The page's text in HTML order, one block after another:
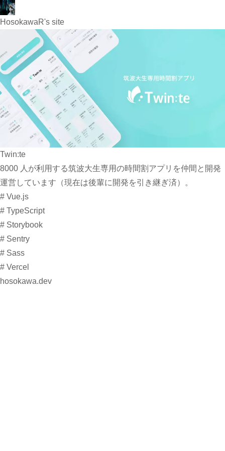
HosokawaR's site
Twin:te
8000 人が利用する筑波大生専用の時間割アプリを仲間と開発
運営しています（現在は後輩に開発を引き継ぎ済）。
# Vue.js
# TypeScript
# Storybook
# Sentry
# Sass
# Vercel
hosokawa.dev